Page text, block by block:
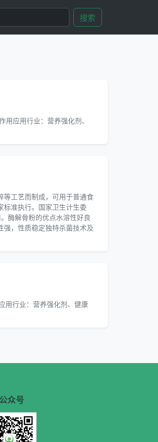
搜索
应用行业：营养强化剂、
等工艺而制成，可用于普通食
标准执行。国家卫生计生委
酶解骨粉的优点水溶性好良
，性质稳定独特杀菌技术及
用行业：营养强化剂、健康
众号